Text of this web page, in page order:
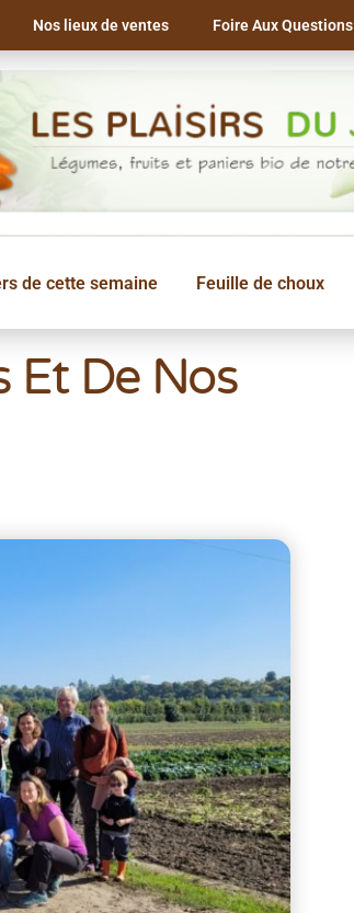
Nos lieux de ventes Foire Aux Questions
de cette semaine Feuille de choux
Et De Nos